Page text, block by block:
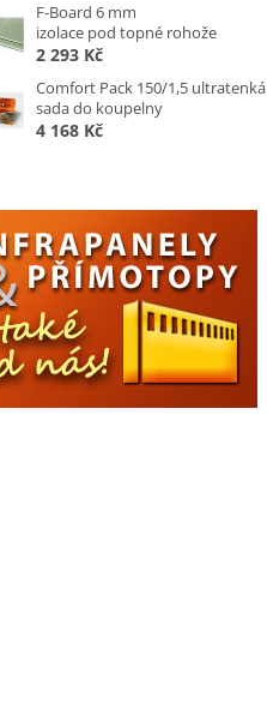
F-Board 6 mm
izolace pod topné rohože
2 293 Kč
Comfort Pack 150/1,5 ultratenká
sada do koupelny
4 168 Kč